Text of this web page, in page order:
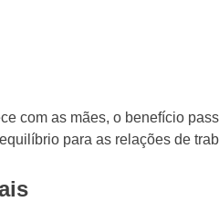
com as mães, o benefício
para as relações de